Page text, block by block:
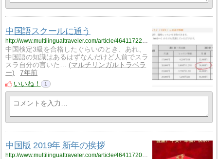
中国語スクールに通う
中国検定3級を合格したぐらいのとき、あれ、
中国語の知識はあるはずなんだけど人前でスラ
スラ自分の言いた…
マルチリンガルトラベラ
ー
7年前
いいね！
1
中国版 2019年 新年の挨拶